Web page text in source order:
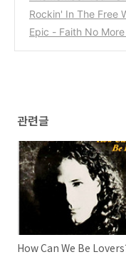
Rockin' In The Free
89
(0)
Epic - Faith No
관련글
How Can We Be